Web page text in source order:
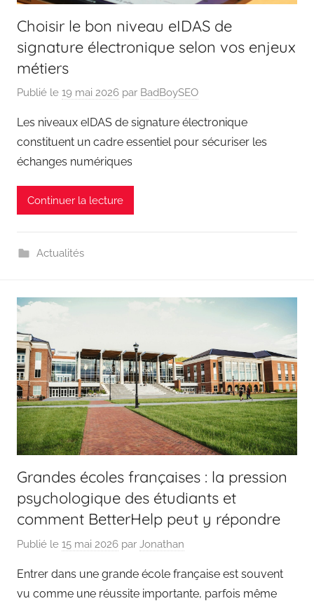
Choisir le bon niveau eIDAS de
signature électronique selon vos enjeux
métiers
Publié le 19 mai 2026 par BadBoySEO
Les niveaux eIDAS de signature électronique
constituent un cadre essentiel pour sécuriser les
échanges numériques
Continuer la lecture
Actualités
Grandes écoles françaises : la pression
psychologique des étudiants et
comment BetterHelp peut y répondre
Publié le 15 mai 2026 par Jonathan
Entrer dans une grande école française est souvent
vu comme une réussite importante, parfois même